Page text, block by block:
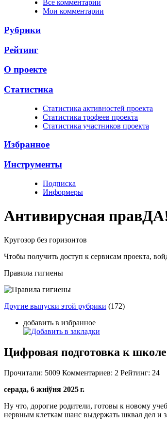
Все комментарии
Мои комментарии
Рубрики
Рейтинг
О проекте
Статистика
Cтатистика активностей проекта
Cтатистика трофеев проекта
Cтатистика участников проекта
Избранное
Инструменты
Подписка
Информеры
Антивирусная прав
Кругозор без горизонтов
Чтобы получить доступ к сервисам проекта,
Правила гигиены
Другие выпуски этой рубрики (172)
добавить в избранное
Цифровая подготовка к
Прочитали: 5009 Комментариев: 2 Рейтинг: 24
серада, 6 жніўня 2025 г.
Ну что, дорогие родители, готовы к новому
нервным клеткам шанс выдержать шквал дел и